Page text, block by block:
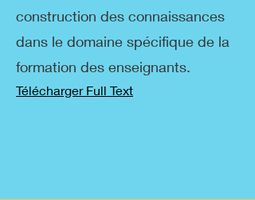
construction des connaissances
dans le domaine spécifique de la
formation des enseignants.​
Télécharger Full Text